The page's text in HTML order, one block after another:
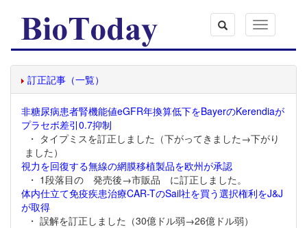
Toggle
navigation
訂正記事（一覧）
非糖尿病患者腎機能値eGFR年換算低下をBayerのKerendiaが
プラセボ差引0.7抑制
・ タイプミスを訂正しました（下がってきました→下がり
ました）
視力を回復する無線の網膜移植製品を欧州が承認
・ 1段落目の 発売後→市販品 に訂正しました。
体内仕立て免疫疾患治療CAR-TのSail社を買う選択権利をJ&J
が取得
・ 誤解を訂正しました（30億ドル弱→26億ドル弱）